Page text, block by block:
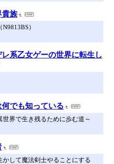
貴族
）
レ系乙女ゲーの世界に転生し
何でも知っている
界で生き残るために歩む道～
して魔法剣士やることにする